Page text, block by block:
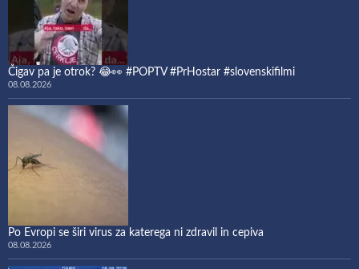
Čigav pa je otrok? 😂👀 #POPTV #PrHostar #slovenskifilmi
08.08.2026
Po Evropi se širi virus za katerega ni zdravil in cepiva
08.08.2026